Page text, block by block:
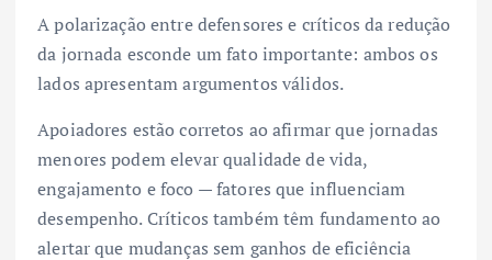
A polarização entre defensores e críticos da redução
da jornada esconde um fato importante: ambos os
lados apresentam argumentos válidos.
Apoiadores estão corretos ao afirmar que jornadas
menores podem elevar qualidade de vida,
engajamento e foco — fatores que influenciam
desempenho. Críticos também têm fundamento ao
alertar que mudanças sem ganhos de eficiência